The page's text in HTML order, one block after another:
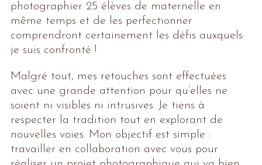
photographier 25 élèves de maternelle en
même temps et de les perfectionner
comprendront certainement les défis auxquels
je suis confronté !
Malgré tout, mes retouches sont effectuées
avec une grande attention pour qu’elles ne
soient ni visibles ni intrusives. Je tiens à
respecter la tradition tout en explorant de
nouvelles voies. Mon objectif est simple :
travailler en collaboration avec vous pour